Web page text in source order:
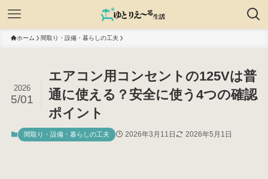
ホーム 間取り・設備・暮らしの工夫
エアコン用コンセントの125Vは普
通に使える？安全に使う4つの確認
ポイント
2026
5/01
間取り・設備・暮らしの工夫 2026年3月11日 2026年5月1日